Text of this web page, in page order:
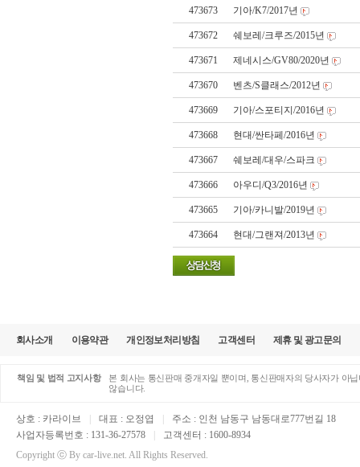
473673 기아/K7/2017년
473672 쉐보레/크루즈/2015년
473671 제네시스/GV80/2020년
473670 벤츠/S클래스/2012년
473669 기아/스포티지/2016년
473668 현대/싼타페/2016년
473667 쉐보레/대우/스파크
473666 아우디/Q3/2016년
473665 기아/카니발/2019년
473664 현대/그랜져/2013년
회사소개 이용약관 개인정보처리방침 고객센터 제휴 및 광고문의
책임 및 법적 고지사항
본 회사는 통신판매 중개자일 뿐이며, 통신판매자의 당사자가 아
않습니다.
상호 : 카라이브 | 대표 : 오정엽 |
주소 : 인천 남동구 남동대로777번길 18
사업자등록번호 : 131-36-27578
|
고객센터 : 1600-8934
Copyright ⓒ By car-live.net. All Rights Reserved.